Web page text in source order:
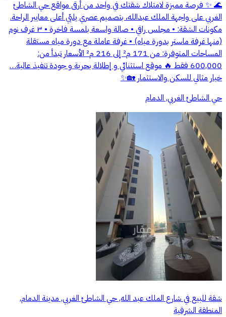
🌊 ✨ فرصة مميزة لامتلاك شقتك في واحد من أرقى مواقع حي الشاطئ
الغربي على واجهة الملك عبدالله، بتصميم عصري يلبّي أعلى معايير الراحة.
مكونات الشقة: • مجلس راقي • صالة واسعة بلمسة فاخرة • ٣ غرف نوم
(منها غرفة ماستر بدورة مياه) • غرفة عاملة مع دورة مياه مستقلة
المساحات المتوفرة: من 171 م² إلى 216 م² الأسعار تبدأ من:
600,000 فقط 🔥 موقع استثنائي و إطلالة بحرية و جودة تنفيذ عالية…
خيار مثالي للسكن والاستثمار 🏡✨
حي الشاطئ الغربي, الدمام
شقة للبيع في شارع الملك عبد الله, حي الشاطئ الغربي, مدينة الدمام,
المنطقة الشرقية